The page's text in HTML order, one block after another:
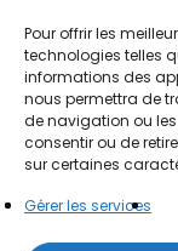
Pour offrir les
technologies telles
informations des
nous permettra de
de navigation ou les
consentir ou de
sur certaines
Gérer les services